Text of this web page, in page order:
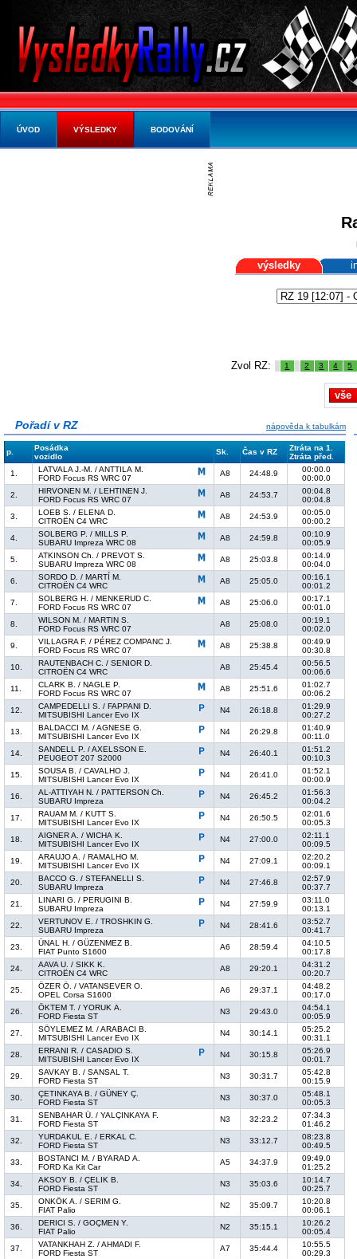
výsledky
Zvol RZ: 1 2 3 4 5
vše
Pořadí v RZ nápověda k tabulkám
p.
Posádka
vozidlo
Sk. Čas v RZ
Ztráta na 1.
Ztráta před.
1.
LATVALA J.-M. / ANTTILA M.
FORD Focus RS WRC 07
A8 24:48.9
00:00.0
00:00.0
2.
HIRVONEN M. / LEHTINEN J.
FORD Focus RS WRC 07
A8 24:53.7
00:04.8
00:04.8
3.
LOEB S. / ELENA D.
CITROËN C4 WRC
A8 24:53.9
00:05.0
00:00.2
4.
SOLBERG P. / MILLS P.
SUBARU Impreza WRC 08
A8 24:59.8
00:10.9
00:05.9
5.
ATKINSON Ch. / PREVOT S.
SUBARU Impreza WRC 08
A8 25:03.8
00:14.9
00:04.0
6.
SORDO D. / MARTÍ M.
CITROËN C4 WRC
A8 25:05.0
00:16.1
00:01.2
7.
SOLBERG H. / MENKERUD C.
FORD Focus RS WRC 07
A8 25:06.0
00:17.1
00:01.0
8.
WILSON M. / MARTIN S.
FORD Focus RS WRC 07
A8 25:08.0
00:19.1
00:02.0
9.
VILLAGRA F. / PÉREZ COMPANC J.
FORD Focus RS WRC 07
A8 25:38.8
00:49.9
00:30.8
10.
RAUTENBACH C. / SENIOR D.
CITROËN C4 WRC
A8 25:45.4
00:56.5
00:06.6
11.
CLARK B. / NAGLE P.
FORD Focus RS WRC 07
A8 25:51.6
01:02.7
00:06.2
12.
CAMPEDELLI S. / FAPPANI D.
MITSUBISHI Lancer Evo IX
N4 26:18.8
01:29.9
00:27.2
13.
BALDACCI M. / AGNESE G.
MITSUBISHI Lancer Evo IX
N4 26:29.8
01:40.9
00:11.0
14.
SANDELL P. / AXELSSON E.
PEUGEOT 207 S2000
N4 26:40.1
01:51.2
00:10.3
15.
SOUSA B. / CAVALHO J.
MITSUBISHI Lancer Evo IX
N4 26:41.0
01:52.1
00:00.9
16.
AL-ATTIYAH N. / PATTERSON Ch.
SUBARU Impreza
N4 26:45.2
01:56.3
00:04.2
17.
RAUAM M. / KUTT S.
MITSUBISHI Lancer Evo IX
N4 26:50.5
02:01.6
00:05.3
18.
AIGNER A. / WICHA K.
MITSUBISHI Lancer Evo IX
N4 27:00.0
02:11.1
00:09.5
19.
ARAUJO A. / RAMALHO M.
MITSUBISHI Lancer Evo IX
N4 27:09.1
02:20.2
00:09.1
20.
BACCO G. / STEFANELLI S.
SUBARU Impreza
N4 27:46.8
02:57.9
00:37.7
21.
LINARI G. / PERUGINI B.
SUBARU Impreza
N4 27:59.9
03:11.0
00:13.1
22.
VERTUNOV E. / TROSHKIN G.
SUBARU Impreza
N4 28:41.6
03:52.7
00:41.7
23.
ÜNAL H. / GÜZENMEZ B.
FIAT Punto S1600
A6 28:59.4
04:10.5
00:17.8
24.
AAVA U. / SIKK K.
CITROËN C4 WRC
A8 29:20.1
04:31.2
00:20.7
25.
ÖZER Ö. / VATANSEVER O.
OPEL Corsa S1600
A6 29:37.1
04:48.2
00:17.0
26.
ÖKTEM T. / YORUK A.
FORD Fiesta ST
N3 29:43.0
04:54.1
00:05.9
27.
SÖYLEMEZ M. / ARABACI B.
MITSUBISHI Lancer Evo IX
N4 30:14.1
05:25.2
00:31.1
28.
ERRANI R. / CASADIO S.
MITSUBISHI Lancer Evo IX
N4 30:15.8
05:26.9
00:01.7
29.
SAVKAY B. / SANSAL T.
FORD Fiesta ST
N3 30:31.7
05:42.8
00:15.9
30.
ÇETINKAYA B. / GÜNEY Ç.
FORD Fiesta ST
N3 30:37.0
05:48.1
00:05.3
31.
SENBAHAR Ü. / YALÇINKAYA F.
FORD Fiesta ST
N3 32:23.2
07:34.3
01:46.2
32.
YURDAKUL E. / ERKAL C.
FORD Fiesta ST
N3 33:12.7
08:23.8
00:49.5
33.
BOSTANCI M. / BYARAD A.
FORD Ka Kit Car
A5 34:37.9
09:49.0
01:25.2
34.
AKSOY B. / ÇELIK B.
FORD Fiesta ST
N3 35:03.6
10:14.7
00:25.7
35.
ONKÖK A. / SERIM G.
FIAT Palio
N2 35:09.7
10:20.8
00:06.1
36.
DERICI S. / GOÇMEN Y.
FIAT Palio
N2 35:15.1
10:26.2
00:05.4
37.
VATANKHAH Z. / AHMADI F.
FORD Fiesta ST
A7 35:44.4
10:55.5
00:29.3
ÚVOD VÝSLEDKY BODOVÁNÍ